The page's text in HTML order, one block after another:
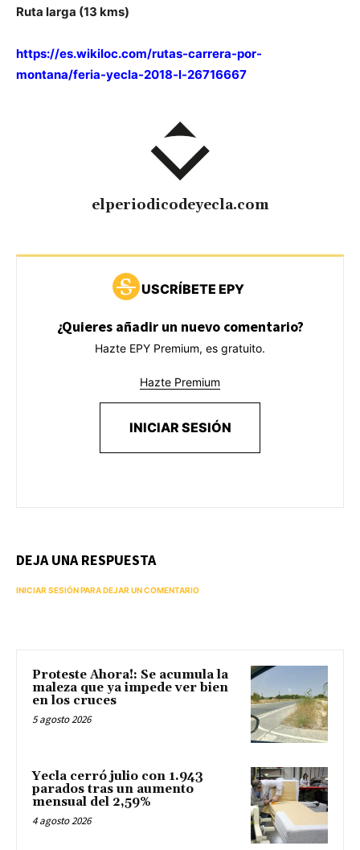
Ruta larga (13 kms)
https://es.wikiloc.com/rutas-carrera-por-
montana/feria-yecla-2018-l-26716667
elperiodicodeyecla.com
USCRÍBETE EPY
¿Quieres añadir un nuevo comentario?
Hazte EPY Premium, es gratuito.
Hazte Premium
INICIAR SESIÓN
DEJA UNA RESPUESTA
INICIAR SESIÓN PARA DEJAR UN COMENTARIO
Proteste Ahora!: Se acumula la
maleza que ya impede ver bien
en los cruces
5 agosto 2026
Yecla cerró julio con 1.943
parados tras un aumento
mensual del 2,59%
4 agosto 2026